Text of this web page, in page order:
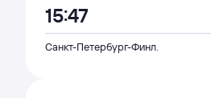
15:47
Санкт-Петербург-Финл.